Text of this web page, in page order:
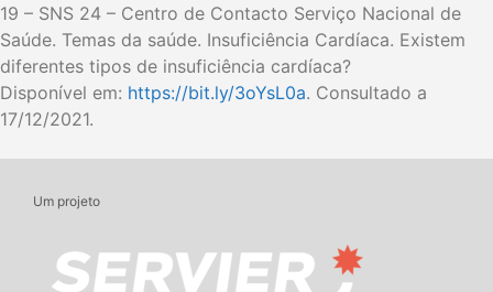
19 – SNS 24 – Centro de Contacto Serviço Nacional de
Saúde. Temas da saúde. Insuficiência Cardíaca. Existem
diferentes tipos de insuficiência cardíaca?
Disponível em: https://bit.ly/3oYsL0a. Consultado a
17/12/2021.
Um projeto